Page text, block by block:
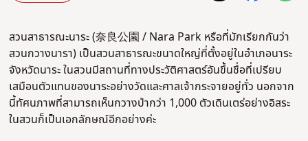
สวนสาธารณะนาระ (奈良公園 / Nara Park หรือที่มักเรียกกันว่า
สวนกวางนารา) เป็นสวนสาธารณะขนาดใหญ่ที่ตั้งอยู่ในอำเภอนาระ
จังหวัดนาระ ในสวนมีสถานที่ทางประวัติศาสตร์อันขึ้นชื่อที่เปรียบ
เสมือนตัวแทนของนาระอย่างวัดและศาลเจ้ากระจายอยู่ทั่ว นอกจาก
นี้ทัศนภาพที่สามารถเห็นกวางป่ากว่า 1,000 ตัวเดินเตร่อย่างอิสระ
ในสวนก็เป็นเอกลักษณ์อีกอย่างค่ะ